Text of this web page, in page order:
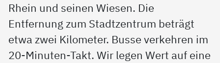
Rhein und seinen Wiesen. Die
Entfernung zum Stadtzentrum beträgt
etwa zwei Kilometer. Busse verkehren im
20-Minuten-Takt. Wir legen Wert auf eine